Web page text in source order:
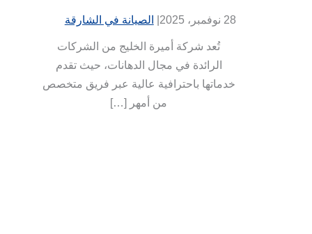
28 نوفمبر، 2025 | الصيانة في الشارقة
تُعد شركة أميرة الخليج من الشركات
الرائدة في مجال الدهانات، حيث تقدم
خدماتها باحترافية عالية عبر فريق متخصص
من أمهر […]